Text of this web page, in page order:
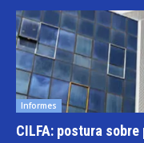
Informes
CILFA: postura